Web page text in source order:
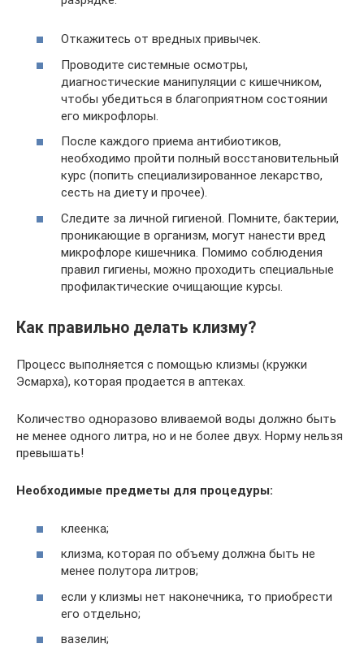
Откажитесь от вредных привычек.
Проводите системные осмотры,
диагностические манипуляции с кишечником,
чтобы убедиться в благоприятном состоянии
его микрофлоры.
После каждого приема антибиотиков,
необходимо пройти полный восстановительный
курс (попить специализированное лекарство,
сесть на диету и прочее).
Следите за личной гигиеной. Помните, бактерии,
проникающие в организм, могут нанести вред
микрофлоре кишечника. Помимо соблюдения
правил гигиены, можно проходить специальные
профилактические очищающие курсы.
Как правильно делать клизму?
Процесс выполняется с помощью клизмы (кружки
Эсмарха), которая продается в аптеках.
Количество одноразово вливаемой воды должно быть
не менее одного литра, но и не более двух. Норму нельзя
превышать!
Необходимые предметы для процедуры:
клеенка;
клизма, которая по объему должна быть не
менее полутора литров;
если у клизмы нет наконечника, то приобрести
его отдельно;
вазелин;